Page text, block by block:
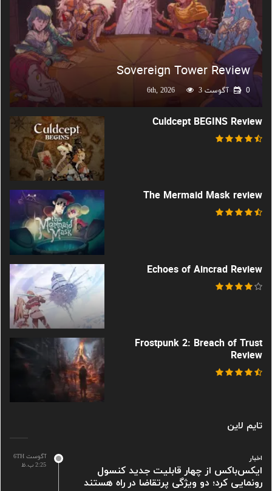
Sovereign Tower Review
آگوست 6th, 2026 3 0
Culdcept BEGINS Review
The Mermaid Mask review
Echoes of Aincrad Review
Frostpunk 2: Breach of Trust
Review
تایم لاین
آگوست 6TH
2:25 ب.ظ
اخبار
ایکس‌باکس از چهار قابلیت جدید کنسول
رونمایی کرد؛ دو ویژگی پرتقاضا در راه هستند